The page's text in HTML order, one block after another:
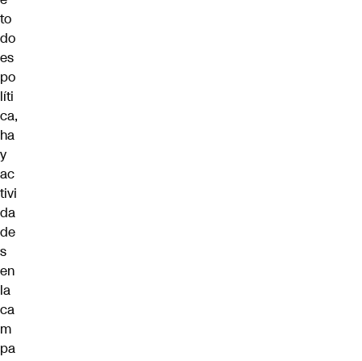
to
do
es
po
líti
ca,
ha
y
ac
tivi
da
de
s
en
la
ca
m
pa